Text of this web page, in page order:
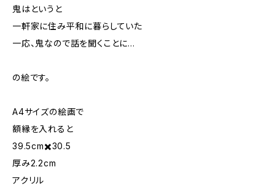
鬼はというと
一軒家に住み平和に暮らしていた
一応、鬼なので話を聞くことに…
の絵です。
A4サイズの絵画で
額縁を入れると
39.5cm✖️30.5
厚み2.2cm
アクリル